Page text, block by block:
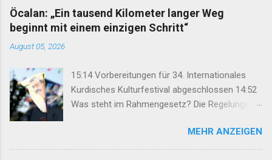
elsewhere in Syria descended into a brutal civil war,
President Bashar al-Asad withdrew his forces from
northern Syria to turn their guns on rebels in the south.
Into the vacuum stepped the Democratic Union Party
wing, the People’s Protection Units (Yekîneyên
Parastina Gel, or YPG)—which set up a rudimentary
Autonomous Administration in three cantons: Afrin,
Kobane and Jazira. Surrounded by enemies, the three
cantons that declared self-rule were not even
connected to each o...
Öcalan: „Ein tausend Kilometer langer Weg
beginnt mit einem einzigen Schritt“
August 05, 2026
15:14 Vorbereitungen für 34. Internationales
Kurdisches Kulturfestival abgeschlossen 14:52
Was steht im Rahmengesetz? Die Regelungen
Keimzelle des Demokratisierungsprozesses
werden 14:25 Rahmengesetz zum
MEHR ANZEIGEN